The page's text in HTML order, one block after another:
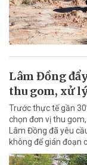
Lâm Đồng
thu gom, xử
Trước thực tế gần
chọn đơn vị thu
Lâm Đồng đã yêu
không để gián đoạn